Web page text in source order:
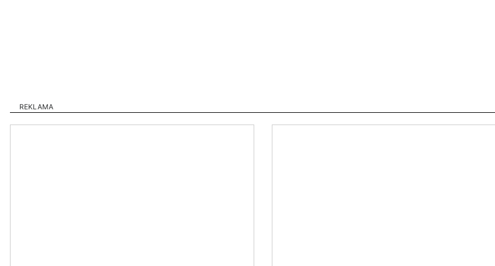
REKLAMA